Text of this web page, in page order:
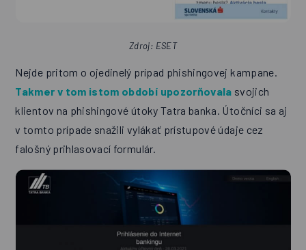
Zdroj: ESET
Nejde pritom o ojedinelý prípad phishingovej kampane.
Takmer v tom istom období upozorňovala svojich
klientov na phishingové útoky Tatra banka. Útočníci sa aj
v tomto prípade snažili vylákať prístupové údaje cez
falošný prihlasovací formulár.